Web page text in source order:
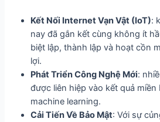
Kết Nối Internet Vạn Vật (IoT):
nay đã gắn kết cùng không ít
biệt lập, thành lập và hoạt cồn
lợi.
Phát Triển Công Nghệ Mới:
được liên hiệp vào kết quả
machine learning.
Cải Tiến Về Bảo Mật: Với sự